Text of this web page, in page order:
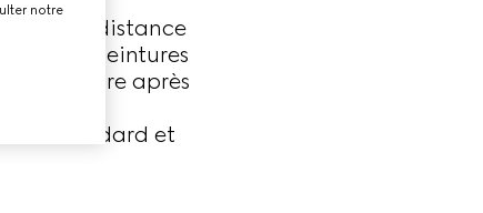
la distance
les ceintures
la ceinture après
standard et
notre